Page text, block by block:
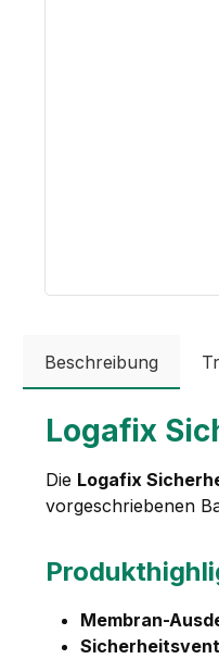
Beschreibung
Logafix
Die Logafix
vorgeschriebenen
Membran-